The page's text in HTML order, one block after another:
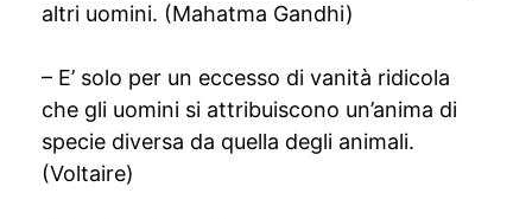
altri uomini. (Mahatma Gandhi)
– E’ solo per un eccesso di vanità ridicola
che gli uomini si attribuiscono un’anima di
specie diversa da quella degli animali.
(Voltaire)